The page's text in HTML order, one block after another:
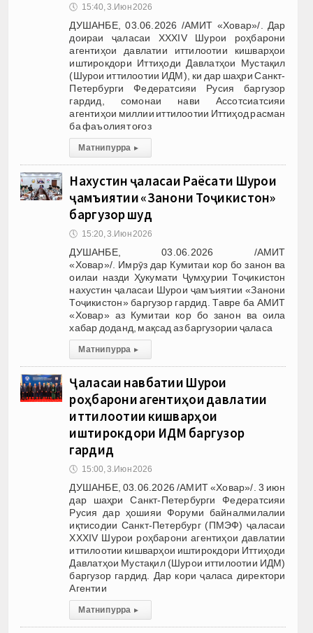
🕔 15:40, 3.Июн 2026
ДУШАНБЕ, 03.06.2026 /АМИТ «Ховар»/. Дар
доираи ҷаласаи XXXIV Шурои роҳбарони
агентиҳои давлатии иттилоотии кишварҳои
иштирокдори Иттиҳоди Давлатҳои Мустақил
(Шурои иттилоотии ИДМ), ки дар шаҳри Санкт-
Петербурги Федератсияи Русия баргузор
гардид, сомонаи нави Ассотсиатсияи
агентиҳои миллии иттилоотии Иттиҳод расман
ба фаъолият оғоз
Матни пурра ▸
Нахустин ҷаласаи Раёсати Шурои
ҷамъиятии «Занони Тоҷикистон»
баргузор шуд
🕔 15:20, 3.Июн 2026
ДУШАНБЕ, 03.06.2026 /АМИТ
«Ховар»/. Имрӯз дар Кумитаи кор бо занон ва
оилаи назди Ҳукумати Ҷумҳурии Тоҷикистон
нахустин ҷаласаи Шурои ҷамъиятии «Занони
Тоҷикистон» баргузор гардид. Тавре ба АМИТ
«Ховар» аз Кумитаи кор бо занон ва оила
хабар доданд, мақсад аз баргузории ҷаласа
Матни пурра ▸
Ҷаласаи навбатии Шурои
роҳбарони агентиҳои давлатии
иттилоотии кишварҳои
иштирокдори ИДМ баргузор
гардид
🕔 15:00, 3.Июн 2026
ДУШАНБЕ, 03.06.2026 /АМИТ «Ховар»/. 3 июн
дар шаҳри Санкт-Петербурги Федератсияи
Русия дар ҳошияи Форуми байналмилалии
иқтисодии Санкт-Петербург (ПМЭФ) ҷаласаи
XXXIV Шурои роҳбарони агентиҳои давлатии
иттилоотии кишварҳои иштирокдори Иттиҳоди
Давлатҳои Мустақил (Шурои иттилоотии ИДМ)
баргузор гардид. Дар кори ҷаласа директори
Агентии
Матни пурра ▸